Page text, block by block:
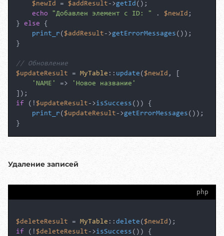
$newId = $addResult->getId ();
echo
"Добавлен элемент с ID: " . $newId ;
} else {
print_r ( $addResult->getErrorMessages ());
}
// Обновление
$updateResult = MyTable :: update ( $newId , [
'NAME'
=>
'Новое название'
if (! $updateResult->isSuccess ()) {
print_r ( $updateResult->getErrorMessages ());
Удаление записей
php
$deleteResult = MyTable :: delete ( $newId
if (! $deleteResult->isSuccess ()) {